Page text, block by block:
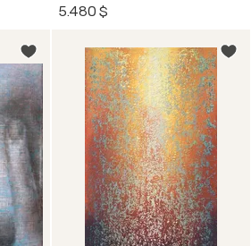
5.480 $